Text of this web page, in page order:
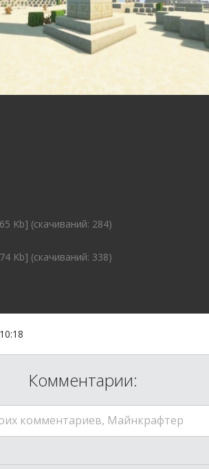
Kb] (cкачиваний: 284)
Kb] (cкачиваний: 338)
Комментарии:
комментариев, Майнкрафтер